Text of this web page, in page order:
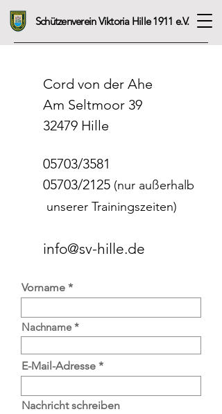
Schützenverein Viktoria Hille 1911 e.V.
Cord von der Ahe
Am Seltmoor 39
32479 Hille
05703/3581
05703/2125 (nur außerhalb
unserer Trainingszeiten)
info@sv-hille.de
Vorname
Nachname
E-Mail-Adresse
Nachricht schreiben